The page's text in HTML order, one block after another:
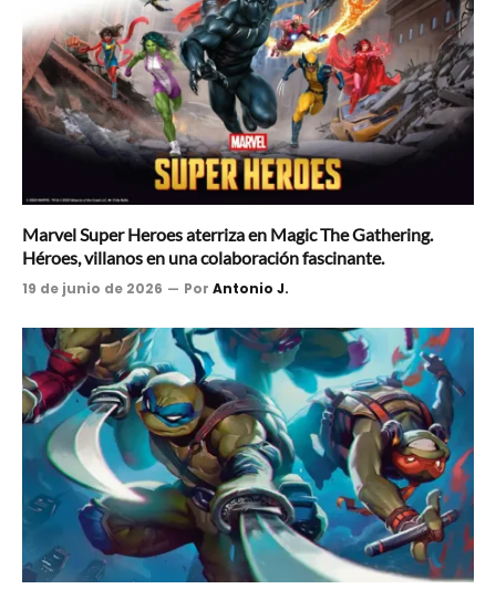
Marvel Super Heroes aterriza en Magic The Gathering.
Héroes, villanos en una colaboración fascinante.
19 de junio de 2026 Por Antonio J.